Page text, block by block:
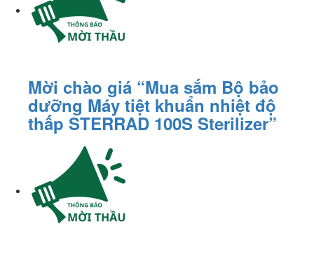
Mời chào giá “Mua sắm Bộ bảo
dưỡng Máy tiệt khuẩn nhiệt độ
thấp STERRAD 100S Sterilizer”